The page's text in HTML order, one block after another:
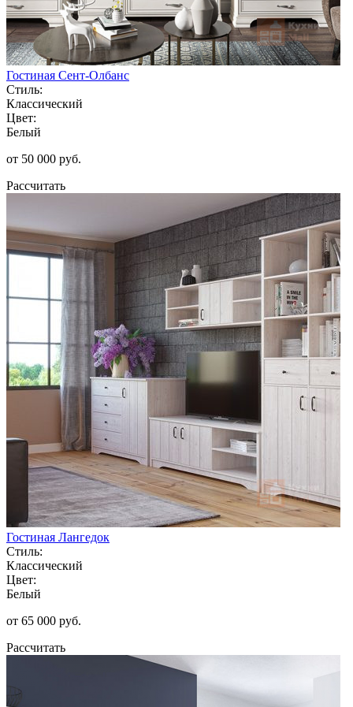
Гостиная Сент-Олбанс
Стиль:
Классический
Цвет:
Белый
от 50 000 руб.
Рассчитать
Гостиная Лангедок
Стиль:
Классический
Цвет:
Белый
от 65 000 руб.
Рассчитать